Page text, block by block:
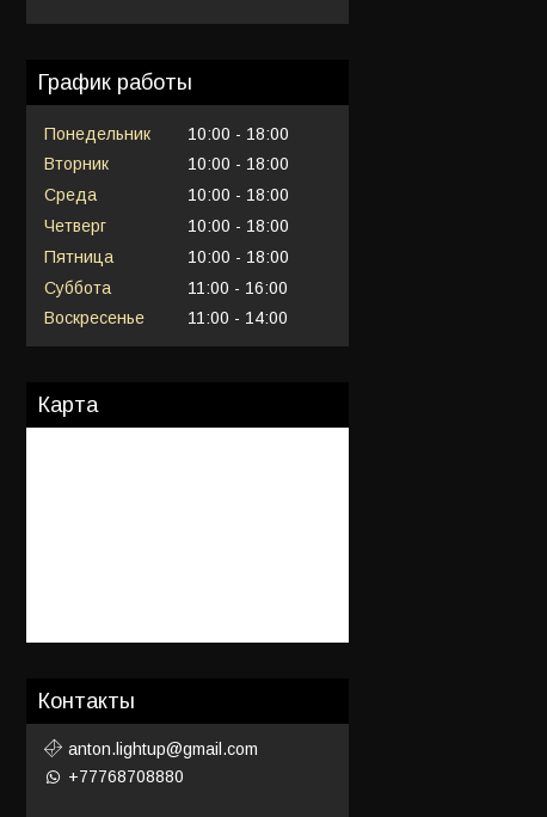
График работы
Понедельник 10:00
18:00
Вторник
10:00
18:00
Среда
10:00
18:00
Четверг
10:00
18:00
Пятница
10:00
18:00
Суббота
11:00
16:00
Воскресенье
11:00 14:00
Карта
Контакты
anton.lightup@gmail.com
+77768708880